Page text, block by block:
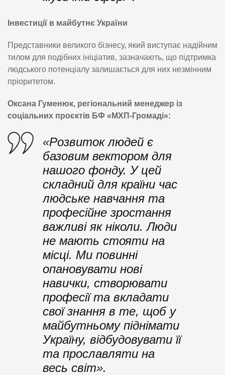
Інвестиції в майбутнє України
Представники великого бізнесу, який виступає надійним
тилом для подібних ініціатив, зазначають, що підтримка
людського потенціалу залишається для них незмінним
пріоритетом.
Оксана Гуменюк, регіональний менеджер із
соціальних проєктів БФ «МХП-Громаді»:
«Розвиток людей є
базовим вектором для
нашого фонду. У цей
складний для країни час
людське навчання та
професійне зростання
важливі як ніколи. Люди
не мають стояти на
місці. Ми повинні
опановувати нові
навички, створювати
професії та вкладати
свої знання в те, щоб у
майбутньому піднімати
Україну, відбудовувати її
та прославляти на
весь світ».